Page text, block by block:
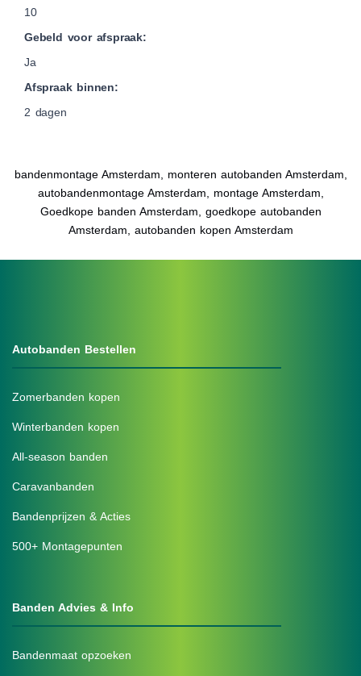
10
Gebeld voor afspraak:
Ja
Afspraak binnen:
2 dagen
bandenmontage Amsterdam, monteren autobanden Amsterdam,
autobandenmontage Amsterdam, montage Amsterdam,
Goedkope banden Amsterdam, goedkope autobanden
Amsterdam, autobanden kopen Amsterdam
Autobanden Bestellen
Zomerbanden kopen
Winterbanden kopen
All-season banden
Caravanbanden
Bandenprijzen & Acties
500+ Montagepunten
Banden Advies & Info
Bandenmaat opzoeken